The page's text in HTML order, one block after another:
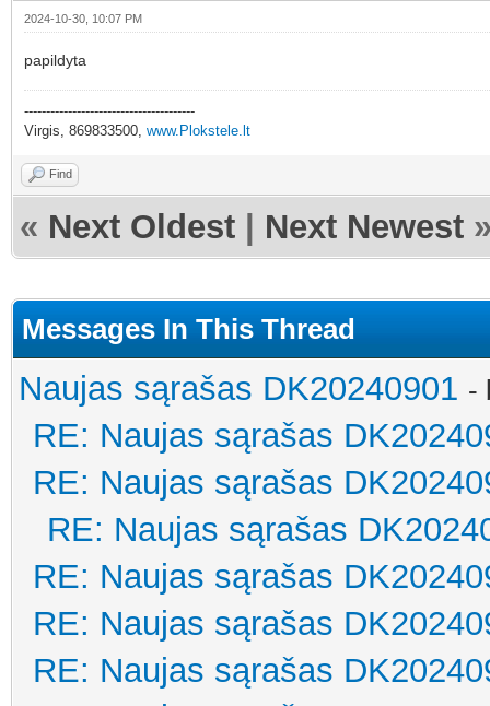
2024-10-30, 10:07 PM
papildyta
---------------------------------------
Virgis, 869833500, www.Plokstele.lt
Find
« Next Oldest Next Newest
Messages In This Thread
Naujas sąrašas DK20240901 -
RE: Naujas sąrašas
RE: Naujas sąrašas
RE: Naujas sąrašas
RE: Naujas sąrašas
RE: Naujas sąrašas
RE: Naujas sąrašas